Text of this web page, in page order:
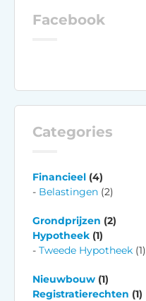
Facebook
Categories
Financieel (4)
Belastingen (2)
Grondprijzen (2)
Hypotheek (1)
Tweede Hypotheek (1)
Nieuwbouw (1)
Registratierechten (1)